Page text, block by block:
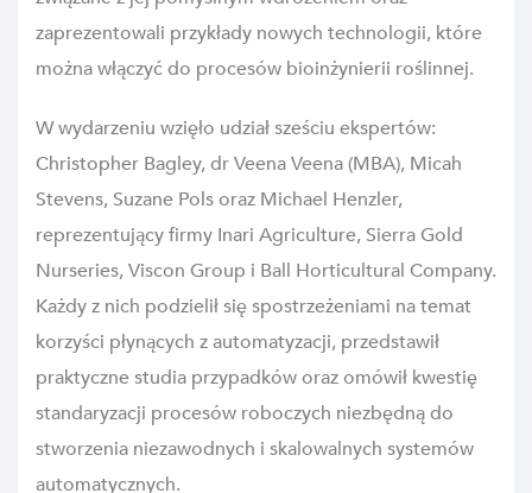
zaprezentowali przykłady nowych technologii, które
można włączyć do procesów bioinżynierii roślinnej.
W wydarzeniu wzięło udział sześciu ekspertów:
Christopher Bagley, dr Veena Veena (MBA), Micah
Stevens, Suzane Pols oraz Michael Henzler,
reprezentujący firmy Inari Agriculture, Sierra Gold
Nurseries, Viscon Group i Ball Horticultural Company.
Każdy z nich podzielił się spostrzeżeniami na temat
korzyści płynących z automatyzacji, przedstawił
praktyczne studia przypadków oraz omówił kwestię
standaryzacji procesów roboczych niezbędną do
stworzenia niezawodnych i skalowalnych systemów
automatycznych.